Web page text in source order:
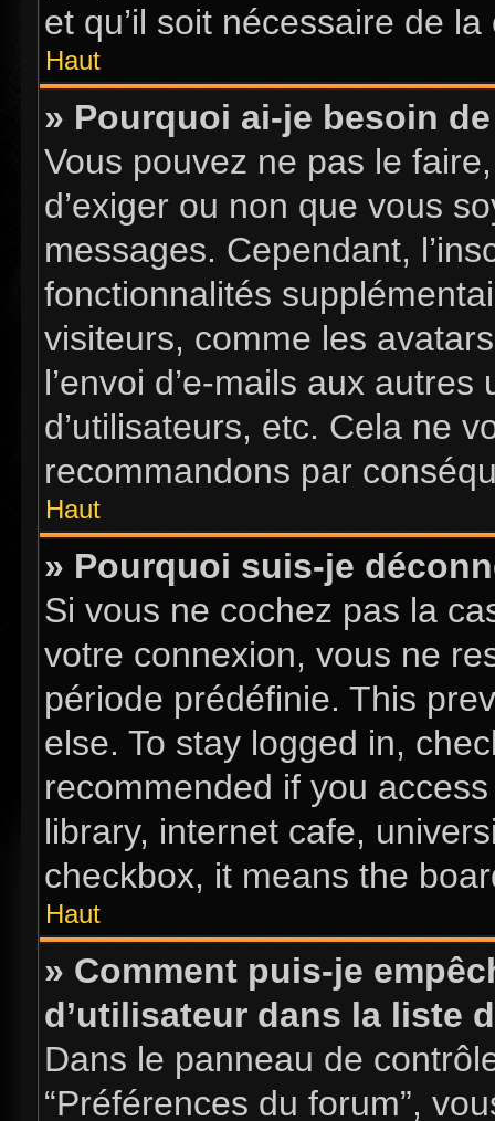
et qu’il soit nécessaire de la
Haut
» Pourquoi ai-je besoin
Vous pouvez ne pas le
d’exiger ou non que vous
messages. Cependant,
fonctionnalités
visiteurs, comme les
l’envoi d’e-mails aux
d’utilisateurs, etc. Cela ne
recommandons par
Haut
» Pourquoi suis-je
Si vous ne cochez pas la
votre connexion, vous ne
période prédéfinie. This
else. To stay logged in,
recommended if you
library, internet cafe,
checkbox, it means the
Haut
» Comment puis-je
d’utilisateur dans la liste
Dans le panneau de
“Préférences du forum”,